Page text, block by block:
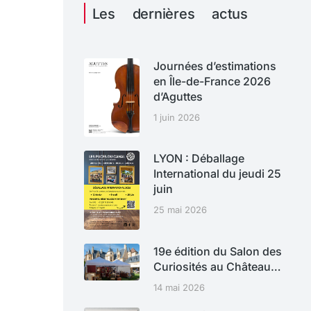
Les dernières actus
Journées d’estimations
en Île-de-France 2026
d’Aguttes
1 juin 2026
LYON : Déballage
International du jeudi 25
juin
25 mai 2026
19e édition du Salon des
Curiosités au Château…
14 mai 2026